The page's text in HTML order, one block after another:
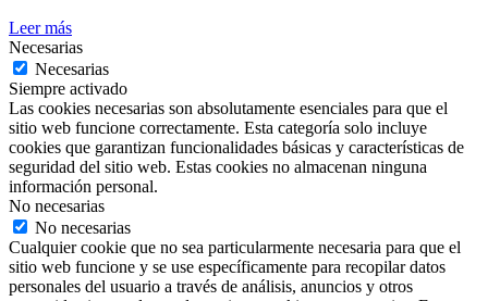
Leer más
Necesarias
Necesarias
Siempre activado
Las cookies necesarias son absolutamente esenciales para que el
sitio web funcione correctamente. Esta categoría solo incluye
cookies que garantizan funcionalidades básicas y características de
seguridad del sitio web. Estas cookies no almacenan ninguna
información personal.
No necesarias
No necesarias
Cualquier cookie que no sea particularmente necesaria para que el
sitio web funcione y se use específicamente para recopilar datos
personales del usuario a través de análisis, anuncios y otros